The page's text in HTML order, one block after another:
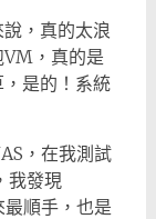
，真的太浪
，真的是
是的！系統
，在我測試
我發現
順手，也是